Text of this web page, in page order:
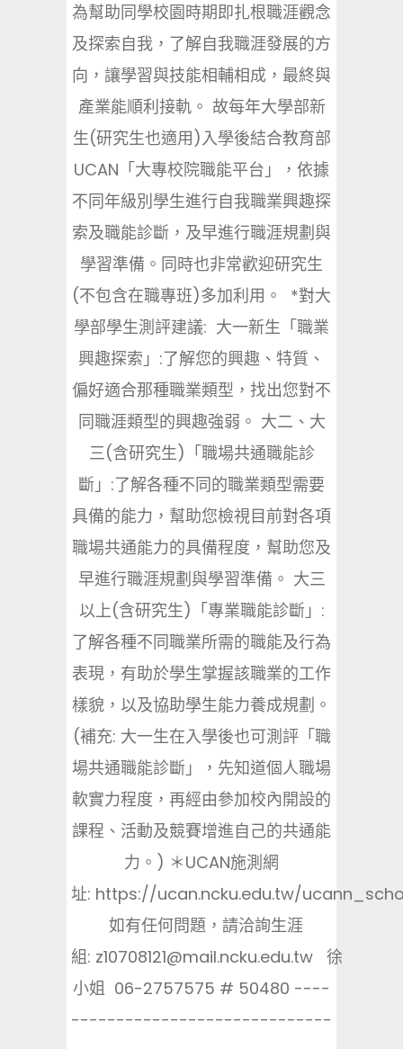
為幫助同學校園時期即扎根職涯觀念
及探索自我，了解自我職涯發展的方
向，讓學習與技能相輔相成，最終與
產業能順利接軌。 故每年大學部新
生(研究生也適用)入學後結合教育部
UCAN「大專校院職能平台」，依據
不同年級別學生進行自我職業興趣探
索及職能診斷，及早進行職涯規劃與
學習準備。同時也非常歡迎研究生
(不包含在職專班)多加利用。 *對大
學部學生測評建議: 大一新生「職業
興趣探索」:了解您的興趣、特質、
偏好適合那種職業類型，找出您對不
同職涯類型的興趣強弱。 大二、大
三(含研究生)「職場共通職能診
斷」:了解各種不同的職業類型需要
具備的能力，幫助您檢視目前對各項
職場共通能力的具備程度，幫助您及
早進行職涯規劃與學習準備。 大三
以上(含研究生)「專業職能診斷」:
了解各種不同職業所需的職能及行為
表現，有助於學生掌握該職業的工作
樣貌，以及協助學生能力養成規劃。
(補充: 大一生在入學後也可測評「職
場共通職能診斷」，先知道個人職場
軟實力程度，再經由參加校內開設的
課程、活動及競賽增進自己的共通能
力。) ＊UCAN施測網
址: https://ucan.ncku.edu.tw/
如有任何問題，請洽詢生涯
組: z10708121@mail.ncku.edu.tw 徐
小姐 06-2757575 # 50480 ----
-----------------------------